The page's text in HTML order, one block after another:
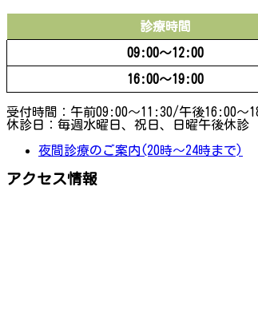
診療時間
09:00〜12:00
16:00〜19:00
受付時間：午前09:00～11:30/午後16:00～
休診日：毎週水曜日、祝日、日曜午後休診
夜間診療のご案内(20時～24時まで)
アクセス情報